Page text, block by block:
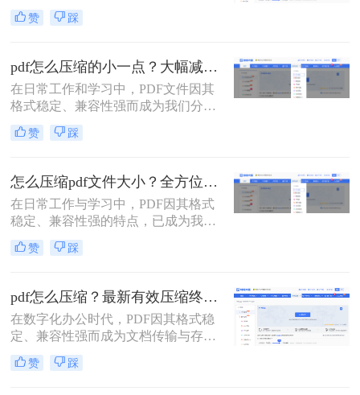
们日常传输文档的首选。然而，我们
常常会遇到一个令人头疼的问题：一
清图片、复杂图表或嵌入字体而体积
庞大，动辄几十兆甚至上百兆。无论
是通过电子邮件发送（通常有附件大
小限制）、上传至学习平台还是提交
至企业系统，文件大小限制（如常见
的5MB）往往是一道难以逾越的关
5M呢？
赞 踩
pdf怎么压缩的小一点？大幅减小文件体积的有效方法全解析！
在日常工作和学习中，PDF文件因其
格式稳定、兼容性强而成为我们分享
文档、报告和资料的首选格式。然
而，随之而来的问题也显而易见：过
在通过邮件发送、即时通讯工具传输
或上传至云平台时受到限制，严重影
响效率。因此，pdf怎么压缩的小一
点，成为一项必备技能。
赞 踩
怎么压缩pdf文件大小？全方位高效压缩方法终极指南！
在日常工作与学习中，PDF因其格式
稳定、兼容性强的特点，已成为我们
分享文档、报告和论文的首选格式。
然而，过大的PDF文件常常会带来诸
度、占用大量存储空间，甚至可能超
出某些平台的上传限制。因此，掌握
怎么压缩pdf文件大小的技能显得至关
重要。
赞 踩
pdf怎么压缩？最新有效压缩终极指南！
在数字化办公时代，PDF因其格式稳
定、兼容性强而成为文档传输与存档
的首选。然而，高分辨率图片、嵌入
字体和多媒体内容也使得PDF文件体
赞 踩